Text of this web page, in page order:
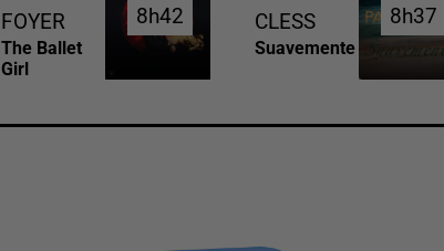
FOYER
The Ballet
Girl
8h42
8h42
CLESS
Suavemente
8h37
8h37